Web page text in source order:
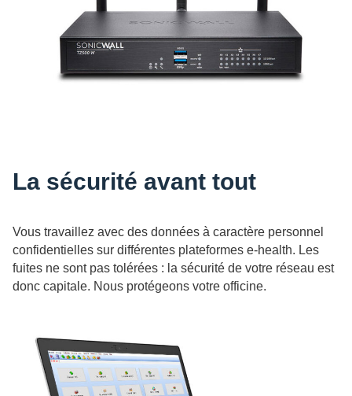
La sécurité avant tout
Vous travaillez avec des données à caractère personnel
confidentielles sur différentes plateformes e-health. Les
fuites ne sont pas tolérées : la sécurité de votre réseau est
donc capitale. Nous protégeons votre officine.